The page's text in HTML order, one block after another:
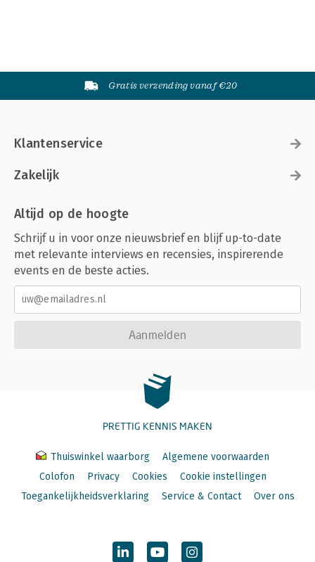
Gratis verzending vanaf €20
Klantenservice
Zakelijk
Altijd op de hoogte
Schrijf u in voor onze nieuwsbrief en blijf up-to-date
met relevante interviews en recensies, inspirerende
events en de beste acties.
Aanmelden
PRETTIG KENNIS MAKEN
Thuiswinkel waarborg
Algemene voorwaarden
Colofon
Privacy Cookies
Cookie instellingen
Toegankelijkheidsverklaring
Service & Contact Over ons